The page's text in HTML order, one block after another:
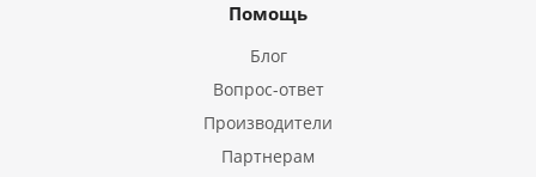
Помощь
Блог
Вопрос-ответ
Производители
Партнерам